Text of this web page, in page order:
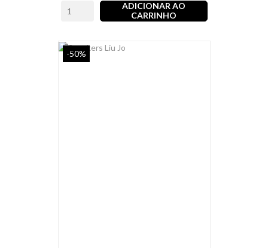
ADICIONAR AO
CARRINHO
-50%